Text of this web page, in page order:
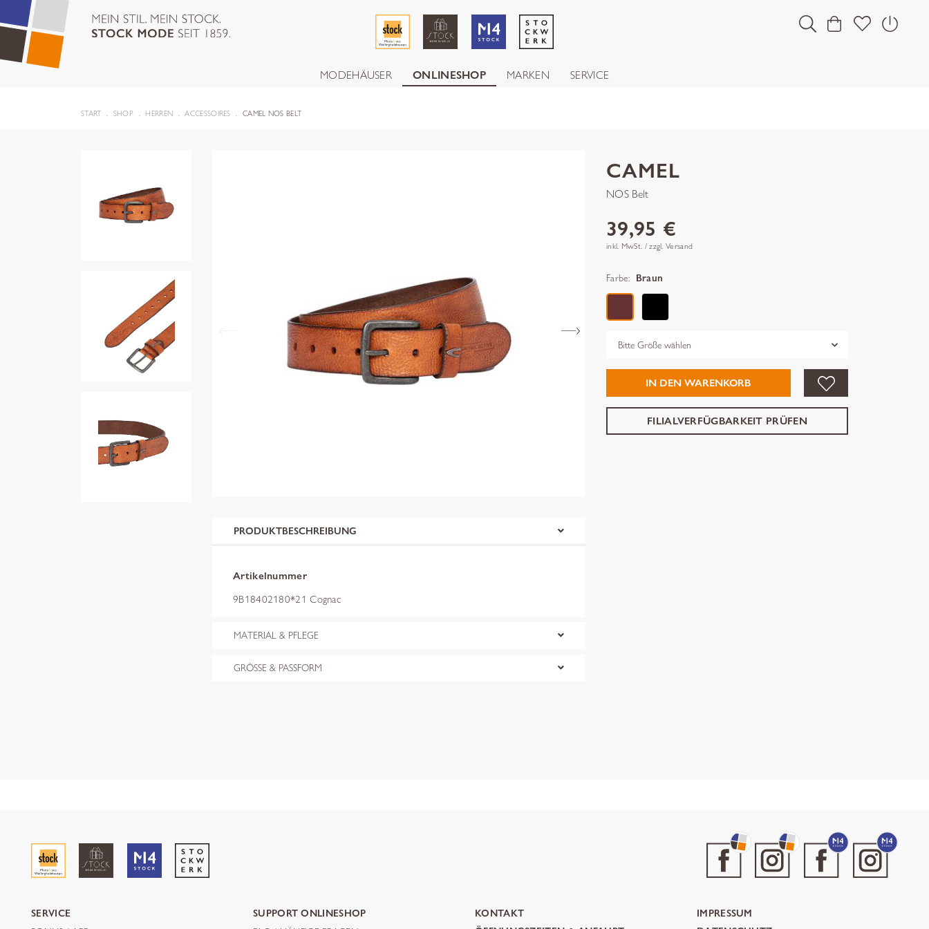
MODEHÄUSER ONLINESHOP MARKEN SERVICE
START SHOP HERREN ACCESSOIRES CAMEL NOS BELT
PRODUKTBESCHREIBUNG
Artikelnummer
9B18402180*21 Cognac
MATERIAL & PFLEGE
GRÖSSE & PASSFORM
CAMEL
NOS Belt
39,95 €
inkl. MwSt. / zzgl. Versand
Farbe: Braun
Grösse
IN DEN WARENKORB
FILIALVERFÜGBARKEIT PRÜFEN
SERVICE SUPPORT ONLINESHOP
KONTAKT
IMPRESSUM